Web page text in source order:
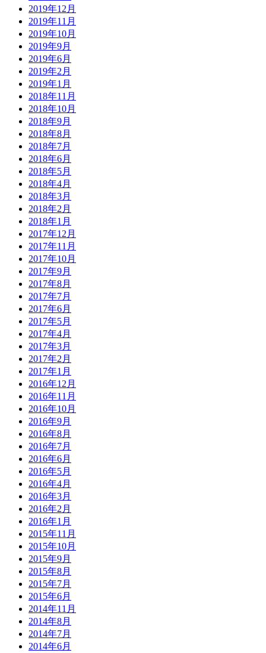
2019年12月
2019年11月
2019年10月
2019年9月
2019年6月
2019年2月
2019年1月
2018年11月
2018年10月
2018年9月
2018年8月
2018年7月
2018年6月
2018年5月
2018年4月
2018年3月
2018年2月
2018年1月
2017年12月
2017年11月
2017年10月
2017年9月
2017年8月
2017年7月
2017年6月
2017年5月
2017年4月
2017年3月
2017年2月
2017年1月
2016年12月
2016年11月
2016年10月
2016年9月
2016年8月
2016年7月
2016年6月
2016年5月
2016年4月
2016年3月
2016年2月
2016年1月
2015年11月
2015年10月
2015年9月
2015年8月
2015年7月
2015年6月
2014年11月
2014年8月
2014年7月
2014年6月